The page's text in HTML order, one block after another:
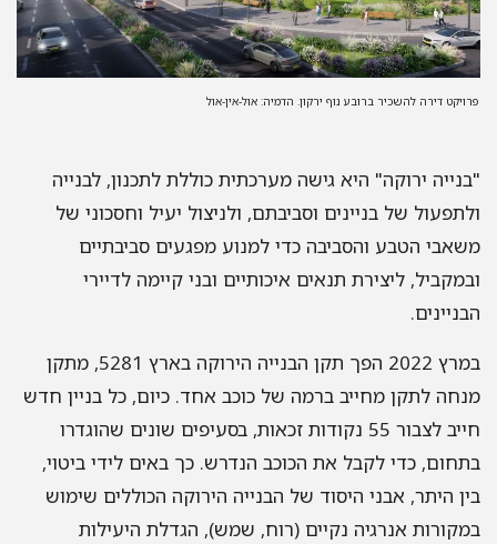
פרויקט דירה להשכיר ברובע נוף ירקון. הדמיה: אול-אין-אול
"בנייה ירוקה" היא גישה מערכתית כוללת לתכנון, לבנייה
ולתפעול של בניינים וסביבתם, ולניצול יעיל וחסכוני של
משאבי הטבע והסביבה כדי למנוע מפגעים סביבתיים
ובמקביל, ליצירת תנאים איכותיים ובני קיימה לדיירי
הבניינים.
במרץ 2022 הפך תקן הבנייה הירוקה בארץ 5281, מתקן
מנחה לתקן מחייב ברמה של כוכב אחד. כיום, כל בניין חדש
חייב לצבור 55 נקודות זכאות, בסעיפים שונים שהוגדרו
בתחום, כדי לקבל את הכוכב הנדרש. כך באים לידי ביטוי,
בין היתר, אבני היסוד של הבנייה הירוקה הכוללים שימוש
במקורות אנרגיה נקיים (רוח, שמש), הגדלת היעילות